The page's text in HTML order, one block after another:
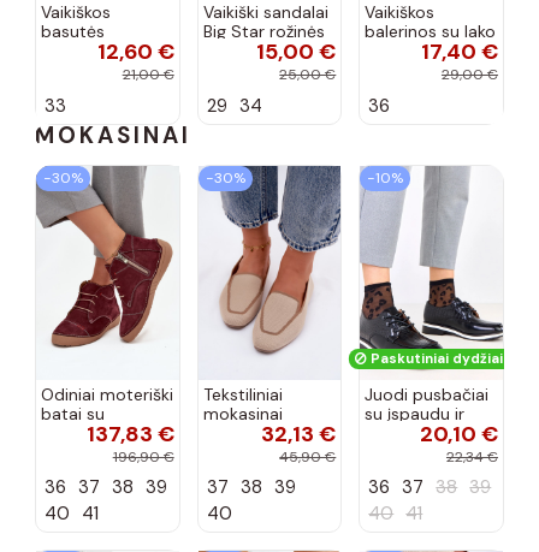
Vaikiškos
basutės
koralinės12,60 €
21,00 €
33
Vaikiški sandalai
Big Star rožinės
spalvos15,00 €
25,00 €
29 34
Vaikiškos
balerinos su lako
efektu ir
kaspinais baltos
17,40 €
29,00 €
36
MOKASINAI
−30%
Odiniai moteriški
batai su
siūlėmis, pilies
tipo, Artiker
spalvos
137,83 €
196,90 €
36 37 38 39
40 41
−30%
Tekstiliniai
mokasinai
smėlio spalvos
32,13 €
45,90 €
37 38 39
40
−10%
Paskutiniai dydžiai!
Juodi pusbačiai
su įspaudu ir
kvadratiniu
priekiu Kerawa
20,10 €
22,34 €
36 37 38 39
40 41